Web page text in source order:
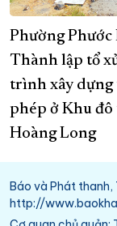
Phường Phước
Thành lập tổ
trình xây dựng
phép ở Khu
Hoàng Long
Báo và Phát thanh,
http://